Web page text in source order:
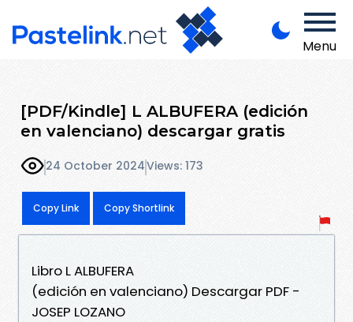
Menu
[PDF/Kindle] L ALBUFERA (edición
en valenciano) descargar gratis
24 October 2024Views: 173
Copy Link Copy Shortlink
Libro L ALBUFERA
(edición en valenciano) Descargar PDF -
JOSEP LOZANO